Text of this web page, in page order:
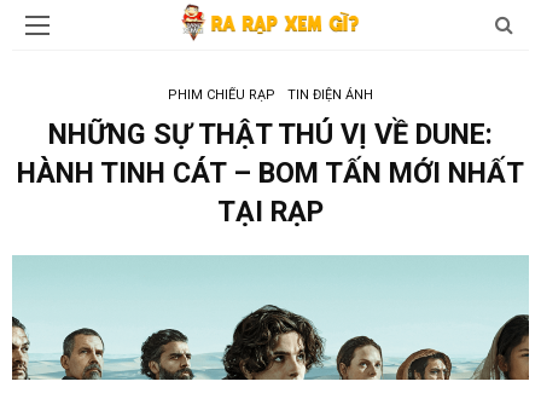
PHIM CHIẾU RẠP TIN ĐIỆN ẢNH
NHỮNG SỰ THẬT THÚ VỊ VỀ DUNE:
HÀNH TINH CÁT – BOM TẤN MỚI NHẤT
TẠI RẠP